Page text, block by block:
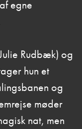
egne
Rudbæk) og
hun et
og
møder
nat, men